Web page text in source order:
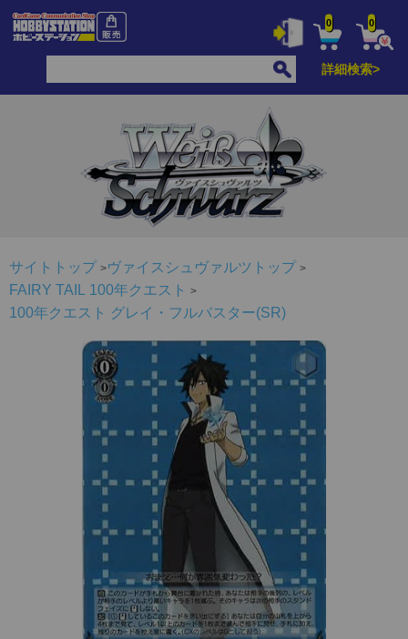
0 0
詳細検索>
サイトトップ
ヴァイスシュヴァルツトップ
FAIRY TAIL 100年クエスト
100年クエスト グレイ・フルバスター(SR)